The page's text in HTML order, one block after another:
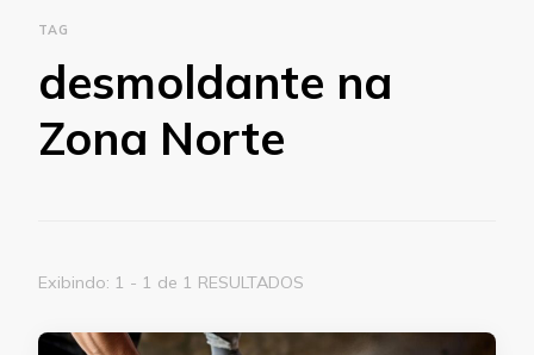
TAG
desmoldante na
Zona Norte
Exibindo: 1 - 1 de 1 RESULTADOS